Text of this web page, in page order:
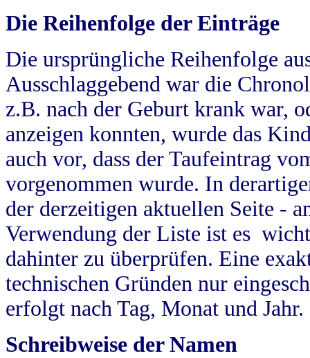
Die Reihenfolge der Einträge
Die ursprüngliche Reihenfolge
Ausschlaggebend war die
z.B. nach der Geburt krank war,
anzeigen konnten, wurde das
auch vor, dass der Taufeintrag
vorgenommen wurde. In
der derzeitigen aktuellen Seite -
Verwendung der Liste ist es
dahinter zu überprüfen. Eine
technischen Gründen nur
erfolgt nach Tag, Monat und Jahr.
Schreibweise der Namen